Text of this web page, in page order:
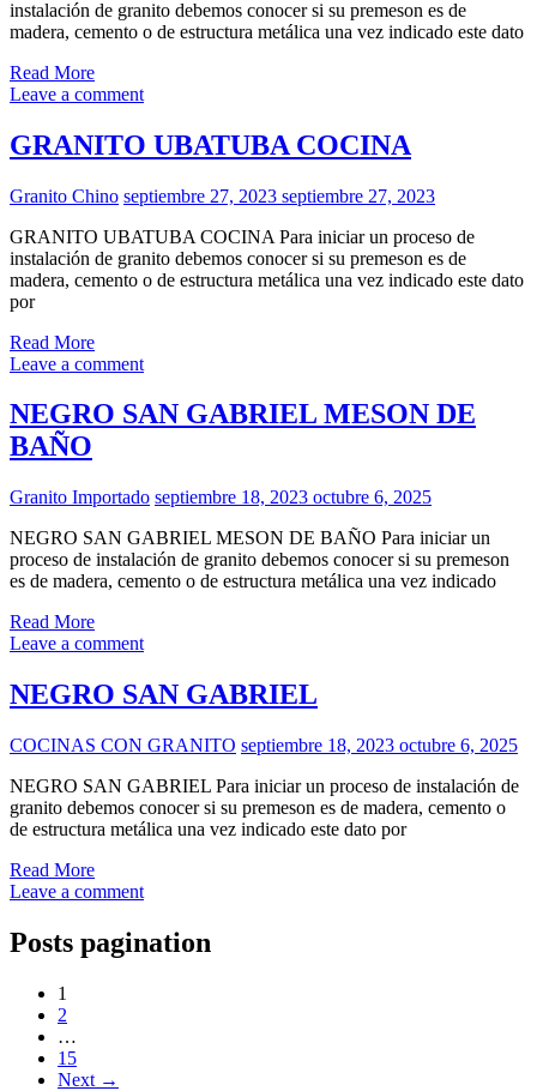
instalación de granito debemos conocer si su premeson es de
madera, cemento o de estructura metálica una vez indicado este dato
Read More
Leave a comment
GRANITO UBATUBA COCINA
Granito Chino septiembre 27, 2023 septiembre 27, 2023
GRANITO UBATUBA COCINA Para iniciar un proceso de
instalación de granito debemos conocer si su premeson es de
madera, cemento o de estructura metálica una vez indicado este dato
por
Read More
Leave a comment
NEGRO SAN GABRIEL MESON DE
BAÑO
Granito Importado septiembre 18, 2023 octubre 6, 2025
NEGRO SAN GABRIEL MESON DE BAÑO Para iniciar un
proceso de instalación de granito debemos conocer si su premeson
es de madera, cemento o de estructura metálica una vez indicado
Read More
Leave a comment
NEGRO SAN GABRIEL
COCINAS CON GRANITO septiembre 18, 2023 octubre 6, 2025
NEGRO SAN GABRIEL Para iniciar un proceso de instalación de
granito debemos conocer si su premeson es de madera, cemento o
de estructura metálica una vez indicado este dato por
Read More
Leave a comment
Posts pagination
1
2
…
15
Next →